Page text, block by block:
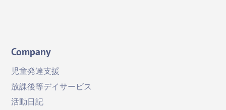
Company
児童発達支援
放課後等デイサービス
活動日記